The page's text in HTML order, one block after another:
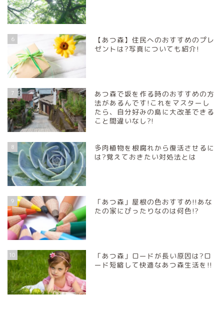
6
【あつ森】住民へのおすすめのプレ
ゼントは?写真についても紹介!
7
あつ森で坂を作る時のおすすめの方
法があるんです!これをマスターし
たら、自分好みの島に大改革できる
こと間違いなし?!
8
多肉植物を根腐れから復活させるに
は?覚えておきたい対処法とは
9
「あつ森」屋根の色おすすめ!!あな
たの家にぴったりなのは何色!?
10
「あつ森」ロードが長い原因は?ロ
ード短縮して快適なあつ森生活を!!